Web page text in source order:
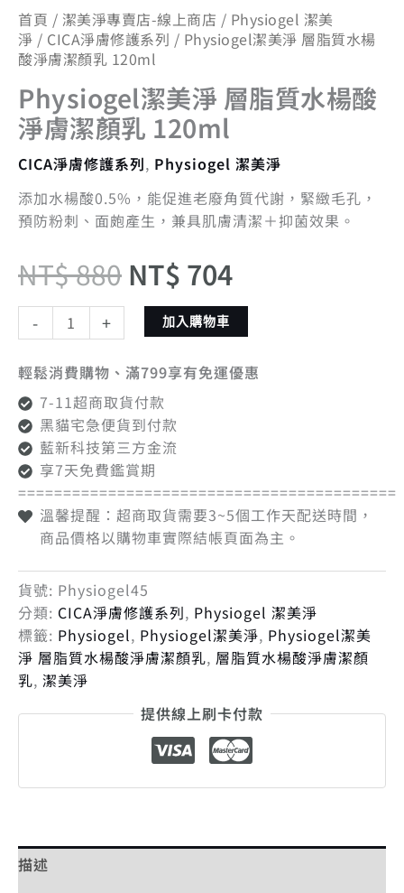
首頁 / 潔美淨專賣店-線上商店 / Physiogel 潔美
淨 / CICA淨膚修護系列 / Physiogel潔美淨 層脂質水楊
酸淨膚潔顏乳 120ml
Physiogel潔美淨 層脂質水楊酸
淨膚潔顏乳 120ml
CICA淨膚修護系列, Physiogel 潔美淨
添加水楊酸0.5%，能促進老廢角質代謝，緊緻毛孔，
預防粉刺、面皰產生，兼具肌膚清潔＋抑菌效果。
NT$880 NT$ 704
- + 加入購物車
輕鬆消費購物、滿799享有免運優惠
7-11超商取貨付款
黑貓宅急便貨到付款
藍新科技第三方金流
享7天免費鑑賞期
==========================================
溫馨提醒：超商取貨需要3~5個工作天配送時間，
商品價格以購物車實際結帳頁面為主。
貨號: Physiogel45
分類: CICA淨膚修護系列, Physiogel 潔美淨
標籤: Physiogel, Physiogel潔美淨, Physiogel潔美
淨 層脂質水楊酸淨膚潔顏乳, 層脂質水楊酸淨膚潔顏
乳, 潔美淨
提供線上刷卡付款
描述